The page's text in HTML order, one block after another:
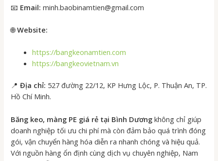
📧 Email: minh.baobinamtien@gmail.com
🌐Website:
https://bangkeonamtien.com
https://bangkeovietnam.vn
📍Địa chỉ: 527 đường 22/12, KP Hưng Lộc, P. Thuận An, TP.
Hồ Chí Minh.
Băng keo, màng PE giá rẻ tại Bình Dương không chỉ giúp
doanh nghiệp tối ưu chi phí mà còn đảm bảo quá trình đóng
gói, vận chuyển hàng hóa diễn ra nhanh chóng và hiệu quả.
Với nguồn hàng ổn định cùng dịch vụ chuyên nghiệp, Nam